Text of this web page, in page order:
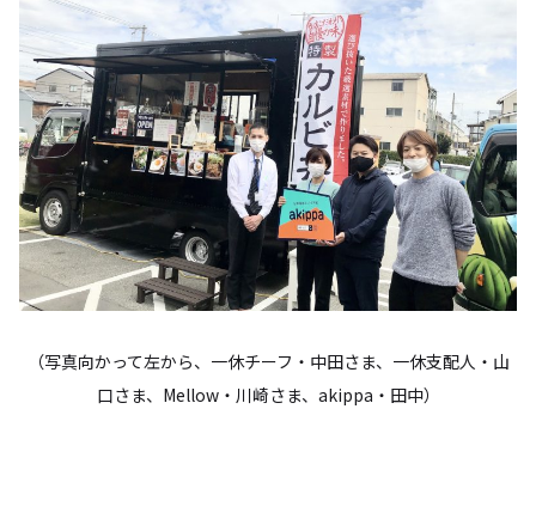
（写真向かって左から、一休チーフ・中田さま、一休支配人・山
口さま、Mellow・川崎さま、akippa・田中）